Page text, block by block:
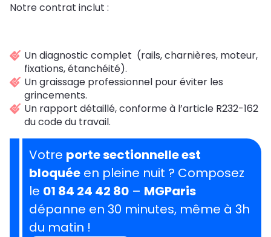
Notre contrat inclut :
Un diagnostic complet (rails, charnières, moteur,
fixations, étanchéité).
Un graissage professionnel pour éviter les
grincements.
Un rapport détaillé, conforme à l’article R232-162
du code du travail.
Votre porte sectionnelle est
bloquée en pleine nuit ? Composez
le 01 84 24 42 80 – MGParis
dépanne en 30 minutes, même à 3h
du matin !